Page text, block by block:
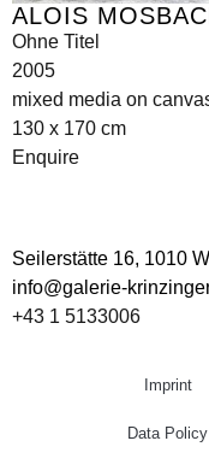
ALOIS
Ohne Titel
2005
mixed media on
130 x 170 cm
Enquire
Seilerstätte 16, 1010
info@galerie-
+43 1 5133006
Imprint
Data Policy